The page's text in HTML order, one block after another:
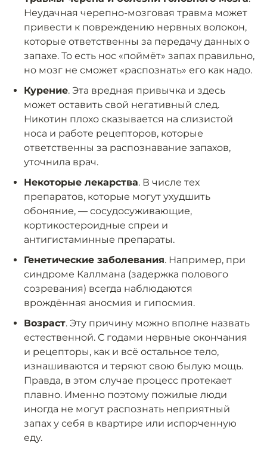
Неудачная черепно-мозговая травма может
привести к повреждению нервных волокон,
которые ответственны за передачу данных о
запахе. То есть нос «поймёт» запах правильно,
но мозг не сможет «распознать» его как надо.
Курение. Эта вредная привычка и здесь
может оставить свой негативный след.
Никотин плохо сказывается на слизистой
носа и работе рецепторов, которые
ответственны за распознавание запахов,
уточнила врач.
Некоторые лекарства. В числе тех
препаратов, которые могут ухудшить
обоняние, — сосудосуживающие,
кортикостероидные спреи и
антигистаминные препараты.
Генетические заболевания. Например, при
синдроме Каллмана (задержка полового
созревания) всегда наблюдаются
врождённая аносмия и гипосмия.
Возраст. Эту причину можно вполне назвать
естественной. С годами нервные окончания
и рецепторы, как и всё остальное тело,
изнашиваются и теряют свою былую мощь.
Правда, в этом случае процесс протекает
плавно. Именно поэтому пожилые люди
иногда не могут распознать неприятный
запах у себя в квартире или испорченную
еду.